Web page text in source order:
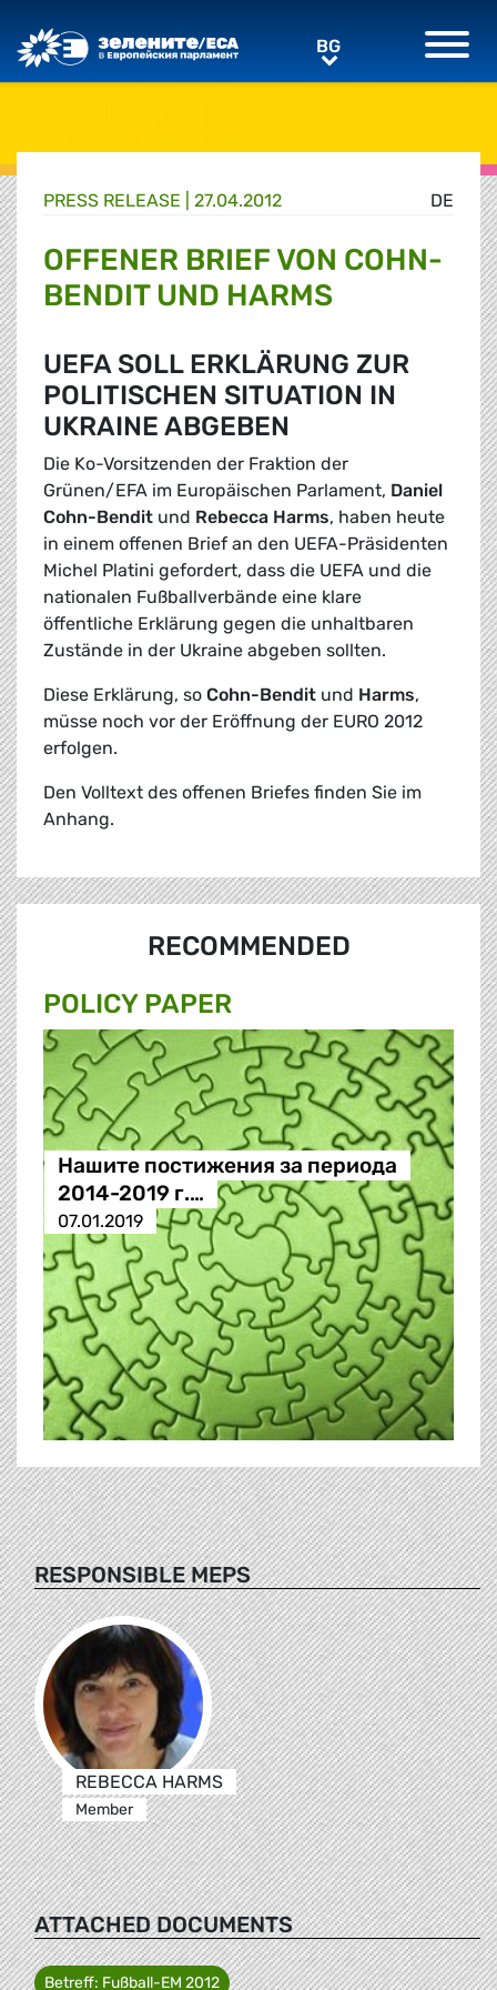
Greens/EFA Home BGBG
DE
PRESS RELEASE | 27.04.2012
OFFENER BRIEF VON COHN-
BENDIT UND HARMS
UEFA SOLL ERKLÄRUNG ZUR
POLITISCHEN SITUATION IN
UKRAINE ABGEBEN
Die Ko-Vorsitzenden der Fraktion der
Grünen/EFA im Europäischen Parlament, Daniel
Cohn-Bendit und Rebecca Harms, haben heute
in einem offenen Brief an den UEFA-Präsidenten
Michel Platini gefordert, dass die UEFA und die
nationalen Fußballverbände eine klare
öffentliche Erklärung gegen die unhaltbaren
Zustände in der Ukraine abgeben sollten.
Diese Erklärung, so Cohn-Bendit und Harms,
müsse noch vor der Eröffnung der EURO 2012
erfolgen.
Den Volltext des offenen Briefes finden Sie im
Anhang.
RECOMMENDED
POLICY PAPER
Нашите постижения за периода
2014-2019 г.…
07.01.2019
RESPONSIBLE MEPS
REBECCA HARMS
Member
ATTACHED DOCUMENTS
Betreff: Fußball-EM 2012